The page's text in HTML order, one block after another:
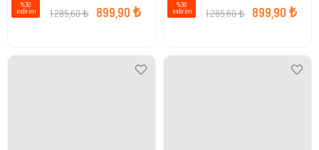
899,90 ₺
1.285,60 ₺
%30
i̇ndirim
899,90 ₺
1.285,60 ₺
%30
i̇ndirim